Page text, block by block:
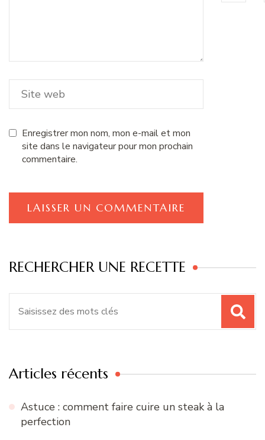
Enregistrer mon nom, mon e-mail et mon
site dans le navigateur pour mon prochain
commentaire.
RECHERCHER UNE RECETTE
Articles récents
Astuce : comment faire cuire un steak à la
perfection